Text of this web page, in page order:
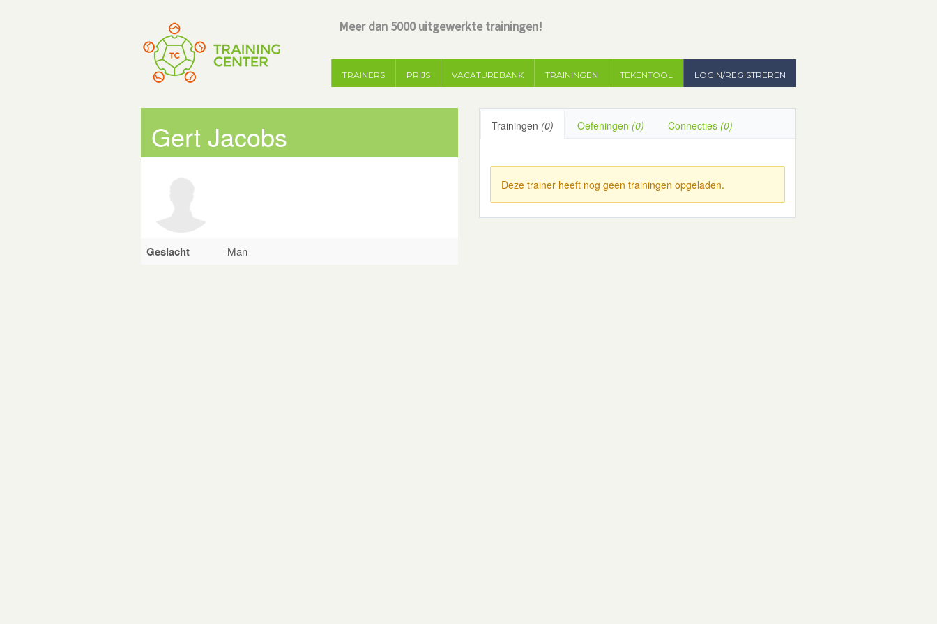
Meer dan 5000 uitgewerkte trainingen!
TRAINERS PRIJS VACATUREBANK TRAININGEN TEKENTOOL LOGIN/REGISTREREN
Gert Jacobs
Geslacht Man
Trainingen (0) Oefeningen (0) Connecties (0)
Deze trainer heeft nog geen trainingen opgeladen.